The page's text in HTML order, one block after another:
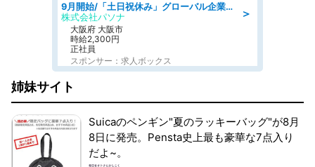
＞
9月開始/「土日祝休み」グローバル企業での産業保健のお仕事/保健師/高時給/残業なし/服装自由
株式会社パソナ
大阪府 大阪市
時給2,300円
正社員
スポンサー：求人ボックス
姉妹サイト
Suicaのペンギン"夏のラッキーバッグ"が8月
8日に発売。Pensta史上最も豪華な7点入り
だよ~。